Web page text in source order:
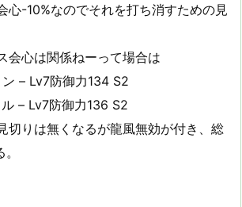
心-10%なのでそれを打ち消すための見
会心は関係ねーって場合は
– Lv7防御力134 S2
– Lv7防御力136 S2
切りは無くなるが龍風無効が付き、総